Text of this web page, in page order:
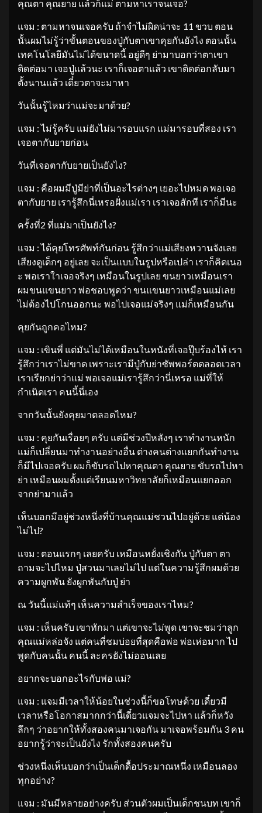
คุณตา คุณยาย แล้วก็แม่ ตามหาเราจนเจอ?
แจม : ตามหาจนเจอครับ ถ้าจำไม่ผิดน่าจะ 11 ขวบ ตอน
นั้นผมไม่รู้ว่าขั้นตอนของปู่กับตาเขาคุยกันยังไง ตอนนั้น
เทคโนโลยีมันไม่ได้ขนาดนี้ อยู่ดีๆ ย่ามาบอกว่าตาเขา
ติดต่อมา เจอปู่แล้วนะ เราก็เจอตาแล้ว เขาติดต่อกลับมา
ตั้งนานแล้ว เดี๋ยวตาจะมาหา
วันนั้นรู้ไหมว่าแม่จะมาด้วย?
แจม : ไม่รู้ครับ แม่ยังไม่มารอบแรก แม่มารอบที่สอง เรา
เจอตากับยายก่อน
วันที่เจอตากับยายเป็นยังไง?
แจม : คือผมมีปู่มีย่าที่เป็นอะไรต่างๆ เยอะไปหมด พอเจอ
ตากับยาย เรารู้สึกนี่เหรอฝั่งแม่เรา เราเจอสักที เราก็มีนะ
ครั้งที่2 ที่แม่มาเป็นยังไง?
แจม : ได้คุยโทรศัพท์กันก่อน รู้สึกว่าแม่เสียงหวานจังเลย
เสียงดูเด็กๆ อยู่เลย จะเป็นแบบในรูปหรือเปล่า เราก็คิดเนอ
ะ พอเราใาเจอจริงๆ เหมือนในรูปเลย ขนยาวเหมือนเรา
ผมขนแขนยาว พ่อชอบพูดว่า ขนแขนยาวเหมือนแม่เลย
ไม่ต้องไปโกนออกนะ พอไปเจอแม่จริงๆ แม่ก็เหมือนกัน
คุยกันถูกคอไหม?
แจม : เขินพี่ แต่มันไม่ได้เหมือนในหนังที่เจอปุ๊บร้องไห้ เรา
รู้สึกว่าเราไม่ขาด เพราะเรามีปู่กับย่าซัพพอร์ตตลอดเวลา
เราเรียกย่าว่าแม่ พอเจอแม่เรารู้สึกว่านี่เหรอ แม่ที่ให้
กำเนิดเรา คนนี้นี่เอง
จากวันนั้นยังคุยมาตลอดไหม?
แจม : คุยกันเรื่อยๆ ครับ แต่มีช่วงปีหลังๆ เราทำงานหนัก
แม่ก็เปลี่ยนมาทำงานอย่างอื่น ต่างคนต่างแยกกันทำงาน
ก็มีไปเจอครับ ผมก็ขับรถไปหาคุณตา คุณยาย ขับรถไปหา
ย่า เหมือนผมตั้งแต่เรียนมหาวิทยาลัยก็เหมือนแยกออก
จากย่ามาแล้ว
เห็นบอกมีอยู่ช่วงหนึ่งที่บ้านคุณแม่ชวนไปอยู่ด้วย แต่น้อง
ไม่ไป?
แจม : ตอนแรกๆ เลยครับ เหมือนหยั่งเชิงกัน ปู่กับตา ตา
ถามจะไปไหม ปู่สวนมาเลยไม่ไป แต่ในความรู้สึกผมด้วย
ความผูกพัน ยังผูกพันกับปู่ ย่า
ณ วันนี้แม่แท้ๆ เห็นความสำเร็จของเราไหม?
แจม : เห็นครับ เขาทักมา แต่เขาจะไม่พูด เขาจะชมว่าลูก
คุณแม่หล่อจัง แต่คนที่ชมบ่อยที่สุดคือพ่อ พ่อเห่อมาก ไป
พูดกับคนนั้น คนนี้ ละครยังไม่ออนเลย
อยากจะบอกอะไรกับพ่อ แม่?
แจม : แจมมีเวลาให้น้อยในช่วงนี้ก็ขอโทษด้วย เดี๋ยวมี
เวลาหรือโอกาสมากกว่านี้เดี๋ยวแจมจะไปหา แล้วก็หวัง
ลึกๆ ว่าอยากให้ทั้งสองคนมาเจอกัน มาเจอพร้อมกัน 3 คน
อยากรู้ว่าจะเป็นยังไง รักทั้งสองคนครับ
ช่วงหนึ่งเห็นบอกว่าเป็นเด็กดื้อประมาณหนึ่ง เหมือนลอง
ทุกอย่าง?
แจม : มันมีหลายอย่างครับ ส่วนตัวผมเป็นเด็กชนบท เขาก็